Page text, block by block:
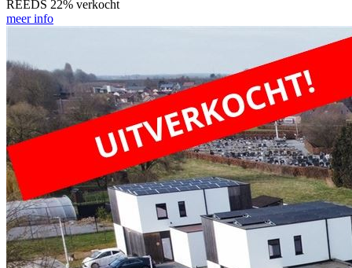
REEDS 22% verkocht
meer info